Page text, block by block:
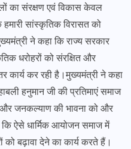
का संरक्षण एवं विकास केवल
सांस्कृतिक विरासत को
ने कहा कि राज्य सरकार
धरोहरों को संरक्षित और
कार्य कर रही है।मुख्यमंत्री ने कहा
हनुमान जी की प्रतिमाएं समाज
और जनकल्याण की भावना को और
ऐसे धार्मिक आयोजन समाज में
बढ़ावा देने का कार्य करते हैं।